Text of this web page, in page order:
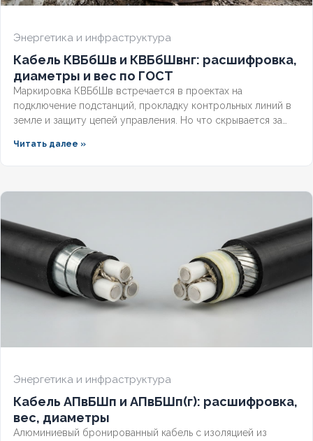
КОЛИЧЕСТВО ЖИЛ 5
Энергетика и инфраструктура
Кабель КВБбШв и КВБбШвнг: расшифровка,
диаметры и вес по ГОСТ
Маркировка КВБбШв встречается в проектах на
подключение подстанций, прокладку контрольных линий в
земле и защиту цепей управления. Но что скрывается за
чем версия с индексом нг отличается от базовой?
бронированного контрольного кабеля.
Читать далее »
Энергетика и инфраструктура
Кабель АПвБШп и АПвБШп(г): расшифровка,
вес, диаметры
Алюминиевый бронированный кабель с изоляцией из